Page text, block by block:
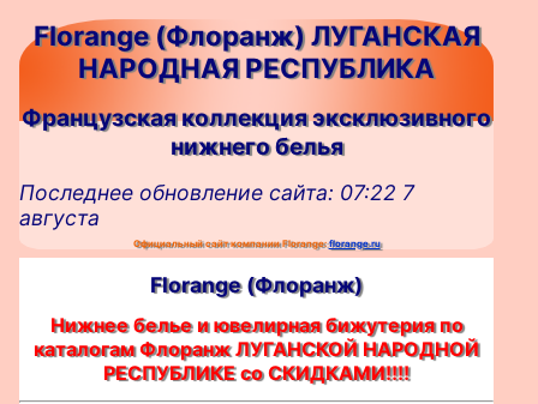
Florange (Флоранж) ЛУГАНСКАЯ
НАРОДНАЯ РЕСПУБЛИКА
Французская коллекция эксклюзивного
нижнего белья
Последнее обновление сайта: 07:22 7
августа
Официальный сайт компании Florange:florange.ru
Florange (Флоранж)
Нижнее белье и ювелирная бижутерия по
каталогам Флоранж ЛУГАНСКОЙ НАРОДНОЙ
РЕСПУБЛИКЕ со СКИДКАМИ!!!!